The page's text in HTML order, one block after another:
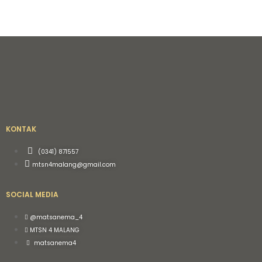
KONTAK
(0341) 871557
mtsn4malang@gmail.com
SOCIAL MEDIA
@matsanema_4
MTSN 4 MALANG
matsanema4